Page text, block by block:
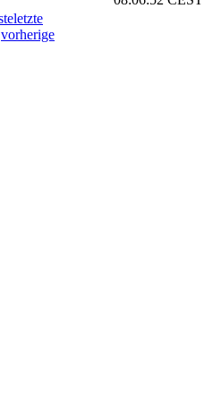
letzte
vorherige